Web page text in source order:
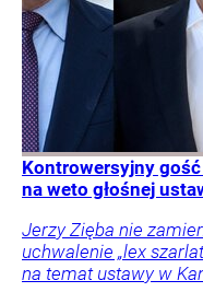
Kontrowersyjny
na weto głośnej
Jerzy Zięba nie
uchwalenie „lex
na temat ustawy w